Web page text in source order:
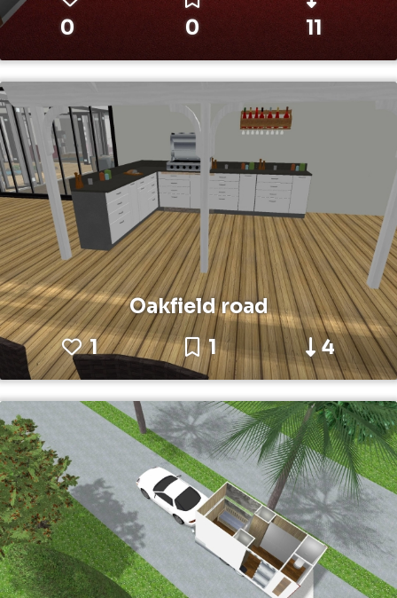
0 0 11
Oakfield road
1
1 4